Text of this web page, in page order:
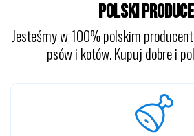
POLSKI
Jesteśmy w 100% polskim
psów i kotów. Kupuj dobre i